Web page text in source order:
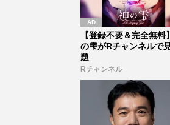
【登録不要＆完全無料
の雫がRチャンネルで
題
Rチャンネル